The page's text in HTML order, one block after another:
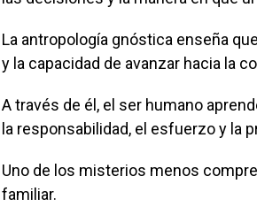
La antropología gnóstica enseña
y la capacidad de avanzar hacia la
A través de él, el ser humano
la responsabilidad, el esfuerzo y la
Uno de los misterios menos
familiar.